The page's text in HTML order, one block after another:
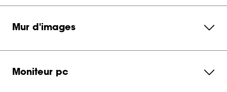
Mur d'images
Moniteur pc